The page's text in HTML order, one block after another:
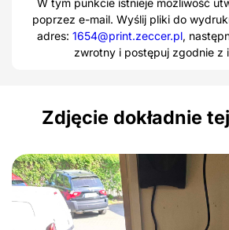
poprzez e-mail. Wyślij pliki do
adres: 1654@print.zeccer.pl,
zwrotny i postępuj zgodnie z
Zdjęcie dokładnie